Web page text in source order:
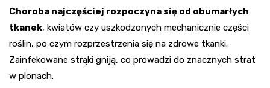
Choroba najczęściej rozpoczyna się od obumarłych
tkanek, kwiatów czy uszkodzonych mechanicznie części
roślin, po czym rozprzestrzenia się na zdrowe tkanki.
Zainfekowane strąki gniją, co prowadzi do znacznych strat
w plonach.